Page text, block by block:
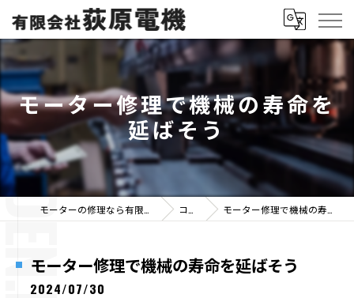
モーター修理で機械の寿命を
延ばそう
コラム モーター修理で機械の寿命を延ばそう
モーター修理で機械の寿命を延ばそう
2024/07/30